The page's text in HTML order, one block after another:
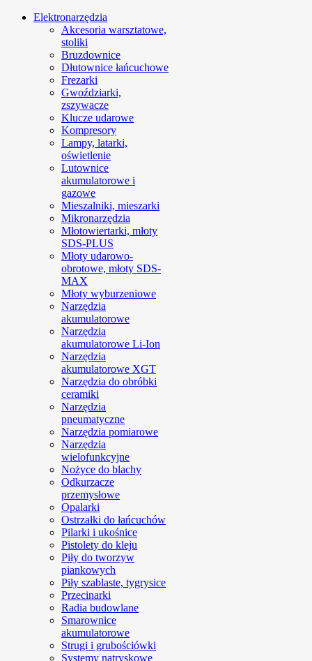
Elektronarzędzia
Akcesoria warsztatowe,
stoliki
Bruzdownice
Dłutownice łańcuchowe
Frezarki
Gwoździarki,
zszywacze
Klucze udarowe
Kompresory
Lampy, latarki,
oświetlenie
Lutownice
akumulatorowe i
gazowe
Mieszalniki, mieszarki
Mikronarzędzia
Młotowiertarki, młoty
SDS-PLUS
Młoty udarowo-
obrotowe, młoty SDS-
MAX
Młoty wyburzeniowe
Narzędzia
akumulatorowe
Narzędzia
akumulatorowe Li-Ion
Narzędzia
akumulatorowe XGT
Narzędzia do obróbki
ceramiki
Narzędzia
pneumatyczne
Narzędzia pomiarowe
Narzędzia
wielofunkcyjne
Nożyce do blachy
Odkurzacze
przemysłowe
Opalarki
Ostrzałki do łańcuchów
Pilarki i ukośnice
Pistolety do kleju
Piły do tworzyw
piankowych
Piły szablaste, tygrysice
Przecinarki
Radia budowlane
Smarownice
akumulatorowe
Strugi i grubościówki
Systemy natryskowe